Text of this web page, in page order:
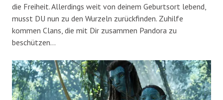
die Freiheit. Allerdings weit von deinem Geburtsort lebend,
musst DU nun zu den Wurzeln zurückfinden. Zuhilfe
kommen Clans, die mit Dir zusammen Pandora zu
beschützen…